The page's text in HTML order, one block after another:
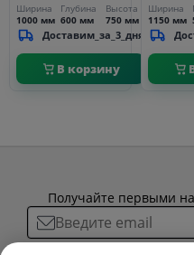
Ширина
1000 мм
Глубина
600 мм
Высота
750 мм
Доставим_за_3_дня
В корзину
Ширина
1150 мм
Получайте первыми